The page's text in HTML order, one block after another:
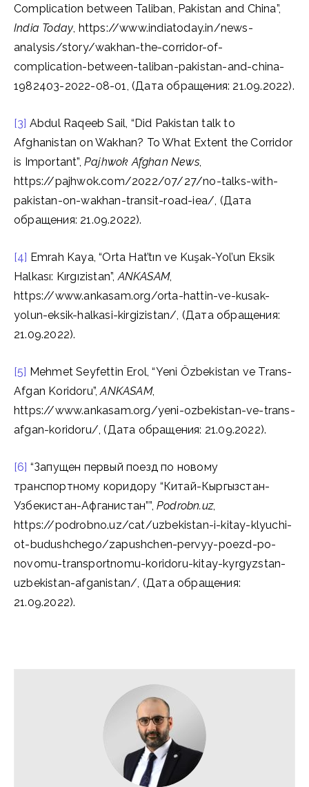
Complication between Taliban, Pakistan and China”,
India Today, https://www.indiatoday.in/news-
analysis/story/wakhan-the-corridor-of-
complication-between-taliban-pakistan-and-china-
1982403-2022-08-01, (Дата обращения: 21.09.2022).
[3] Abdul Raqeeb Sail, “Did Pakistan talk to
Afghanistan on Wakhan? To What Extent the Corridor
is Important”, Pajhwok Afghan News,
https://pajhwok.com/2022/07/27/no-talks-with-
pakistan-on-wakhan-transit-road-iea/, (Дата
обращения: 21.09.2022).
[4] Emrah Kaya, “Orta Hat’tın ve Kuşak-Yol’un Eksik
Halkası: Kırgızistan”,ANKASAM,
https://www.ankasam.org/orta-hattin-ve-kusak-
yolun-eksik-halkasi-kirgizistan/, (Дата обращения:
21.09.2022).
[5] Mehmet Seyfettin Erol, “Yeni Özbekistan ve Trans-
Afgan Koridoru”,ANKASAM,
https://www.ankasam.org/yeni-ozbekistan-ve-trans-
afgan-koridoru/, (Дата обращения: 21.09.2022).
[6] “Запущен первый поезд по новому
транспортному коридору “Китай-Кыргызстан-
Узбекистан-Афганистан””, Podrobn.uz,
https://podrobno.uz/cat/uzbekistan-i-kitay-klyuchi-
ot-budushchego/zapushchen-pervyy-poezd-po-
novomu-transportnomu-koridoru-kitay-kyrgyzstan-
uzbekistan-afganistan/, (Дата обращения:
21.09.2022).